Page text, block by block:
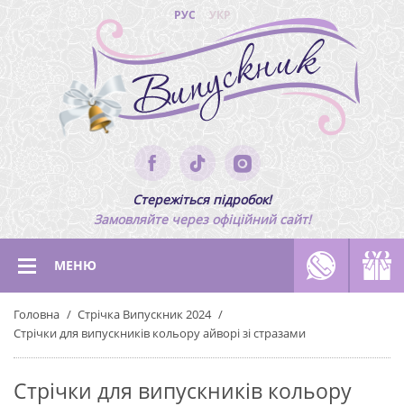
РУС УКР
Стережіться підробок!
Замовляйте через офіційний сайт!
МЕНЮ
Головна
Стрічка Випускник 2024
Стрічки для випускників кольору айворі зі стразами
Стрічки для випускників кольору